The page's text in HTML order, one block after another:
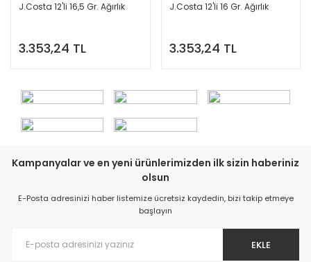
J.Costa 12'li 16,5 Gr. Ağırlık
3.353,24 TL
J.Costa 12'li 16 Gr. Ağırlık
3.353,24 TL
Kampanyalar ve en yeni ürünlerimizden ilk sizin haberiniz
olsun
E-Posta adresinizi haber listemize ücretsiz kaydedin, bizi takip etmeye
başlayın
EKLE